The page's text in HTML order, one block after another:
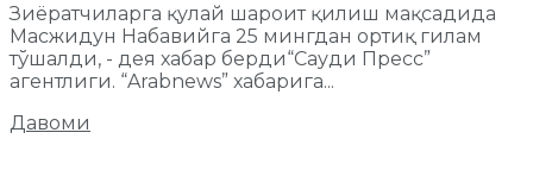
Зиёратчиларга қулай шароит қилиш мақсадида
Масжидун Набавийга 25 мингдан ортиқ гилам
тўшалди, - дея хабар берди“Сауди Пресс”
агентлиги. “Arabnews” хабарига...
Давоми